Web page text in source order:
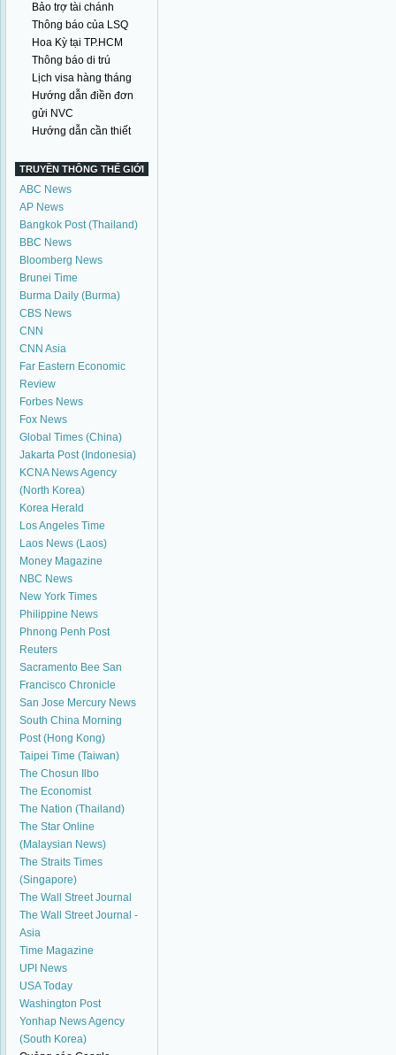
Bảo trợ tài chánh
Thông báo của LSQ
Hoa Kỳ tại TP.HCM
Thông báo di trú
Lịch visa hàng tháng
Hướng dẫn điền đơn
gửi NVC
Hướng dẫn cần thiết
TRUYỀN THÔNG THẾ GIỚI
ABC News
AP News
Bangkok Post (Thailand)
BBC News
Bloomberg News
Brunei Time
Burma Daily (Burma)
CBS News
CNN
CNN Asia
Far Eastern Economic
Review
Forbes News
Fox News
Global Times (China)
Jakarta Post (Indonesia)
KCNA News Agency
(North Korea)
Korea Herald
Los Angeles Time
Laos News (Laos)
Money Magazine
NBC News
New York Times
Philippine News
Phnong Penh Post
Reuters
Sacramento Bee San
Francisco Chronicle
San Jose Mercury News
South China Morning
Post (Hong Kong)
Taipei Time (Taiwan)
The Chosun Ilbo
The Economist
The Nation (Thailand)
The Star Online
(Malaysian News)
The Straits Times
(Singapore)
The Wall Street Journal
The Wall Street Journal -
Asia
Time Magazine
UPI News
USA Today
Washington Post
Yonhap News Agency
(South Korea)